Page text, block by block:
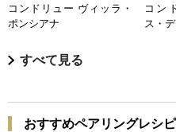
コンドリュー ヴィッラ・
ポンシアナ
コン
ス・
すべて見る
おすすめペアリングレシ